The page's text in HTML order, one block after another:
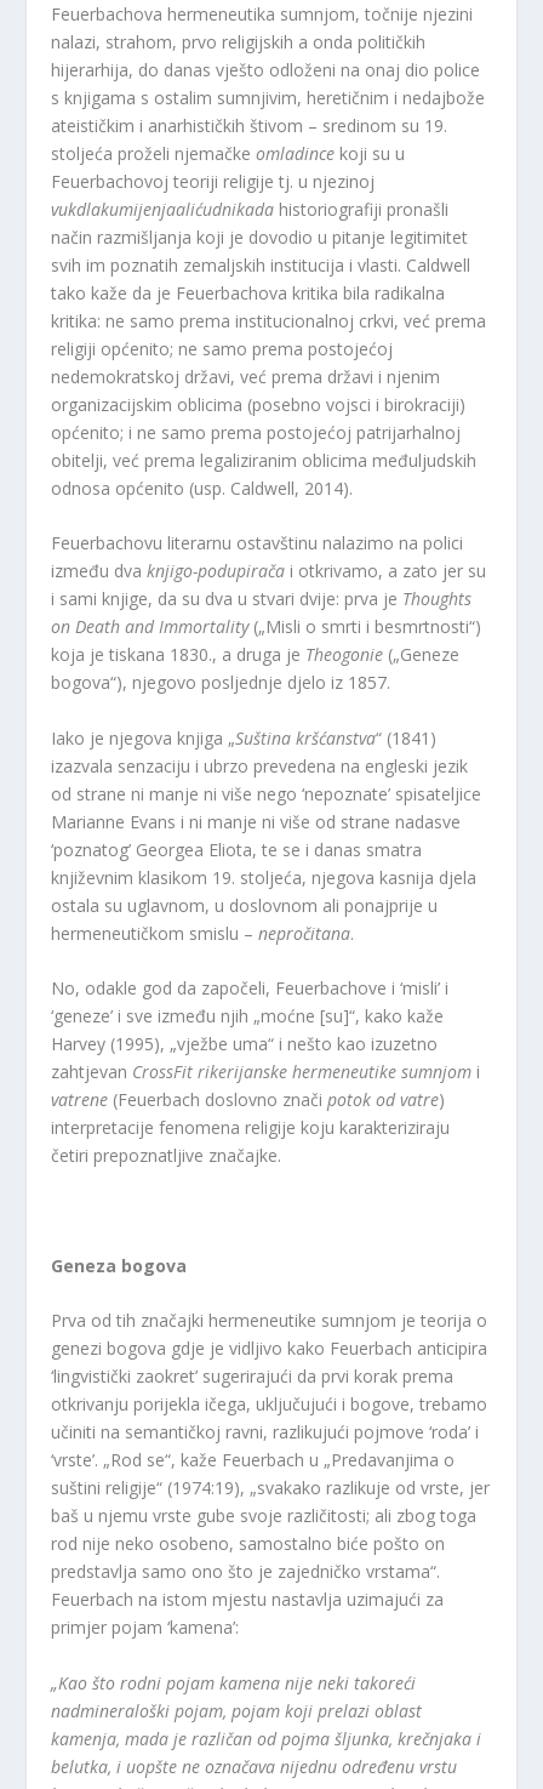
Feuerbachova hermeneutika sumnjom, točnije njezini
nalazi, strahom, prvo religijskih a onda političkih
hijerarhija, do danas vješto odloženi na onaj dio police
s knjigama s ostalim sumnjivim, heretičnim i nedajbože
ateističkim i anarhističkih štivom – sredinom su 19.
stoljeća proželi njemačkeomladince koji su u
Feuerbachovoj teoriji religije tj. u njezinoj
vukdlakumijenjaalićudnikada historiografiji pronašli
način razmišljanja koji je dovodio u pitanje legitimitet
svih im poznatih zemaljskih institucija i vlasti. Caldwell
tako kaže da je Feuerbachova kritika bila radikalna
kritika: ne samo prema institucionalnoj crkvi, već prema
religiji općenito; ne samo prema postojećoj
nedemokratskoj državi, već prema državi i njenim
organizacijskim oblicima (posebno vojsci i birokraciji)
općenito; i ne samo prema postojećoj patrijarhalnoj
obitelji, već prema legaliziranim oblicima međuljudskih
odnosa općenito (usp. Caldwell, 2014).
Feuerbachovu literarnu ostavštinu nalazimo na polici
između dvaknjigo-podupirača i otkrivamo, a zato jer su
i sami knjige, da su dva u stvari dvije: prva je Thoughts
on Death and Immortality(„Misli o smrti i besmrtnosti“)
koja je tiskana 1830., a druga je Theogonie („Geneze
bogova“), njegovo posljednje djelo iz 1857.
Iako je njegova knjiga „Suština kršćanstva“ (1841)
izazvala senzaciju i ubrzo prevedena na engleski jezik
od strane ni manje ni više nego ‘nepoznate’ spisateljice
Marianne Evans i ni manje ni više od strane nadasve
‘poznatog’ Georgea Eliota, te se i danas smatra
književnim klasikom 19. stoljeća, njegova kasnija djela
ostala su uglavnom, u doslovnom ali ponajprije u
hermeneutičkom smislu –nepročitana.
No, odakle god da započeli, Feuerbachove i ‘misli’ i
‘geneze’ i sve između njih „moćne [su]“, kako kaže
Harvey (1995), „vježbe uma“ i nešto kao izuzetno
zahtjevan CrossFit rikerijanske hermeneutike sumnjom i
vatrene (Feuerbach doslovno značipotok od vatre)
interpretacije fenomena religije koju karakteriziraju
četiri prepoznatljive značajke.
Geneza bogova
Prva od tih značajki hermeneutike sumnjom je teorija o
genezi bogova gdje je vidljivo kako Feuerbach anticipira
‘lingvistički zaokret’ sugerirajući da prvi korak prema
otkrivanju porijekla ičega, uključujući i bogove, trebamo
učiniti na semantičkoj ravni, razlikujući pojmove ‘roda’ i
‘vrste’. „Rod se“, kaže Feuerbach u „Predavanjima o
suštini religije“ (1974:19), „svakako razlikuje od vrste, jer
baš u njemu vrste gube svoje različitosti; ali zbog toga
rod nije neko osobeno, samostalno biće pošto on
predstavlja samo ono što je zajedničko vrstama“.
Feuerbach na istom mjestu nastavlja uzimajući za
primjer pojam ‘kamena’:
„Kao što rodni pojam kamena nije neki takoreći
nadmineraloški pojam, pojam koji prelazi oblast
kamenja, mada je različan od pojma šljunka, krečnjaka i
belutka, i uopšte ne označava nijednu određenu vrstu